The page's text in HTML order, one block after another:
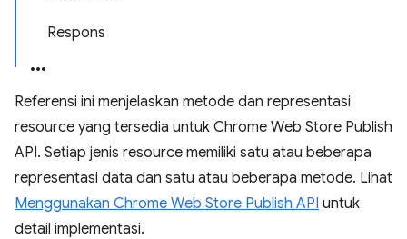
Respons
Referensi ini menjelaskan metode dan representasi
resource yang tersedia untuk Chrome Web Store Publish
API. Setiap jenis resource memiliki satu atau beberapa
representasi data dan satu atau beberapa metode. Lihat
Menggunakan Chrome Web Store Publish API untuk
detail implementasi.